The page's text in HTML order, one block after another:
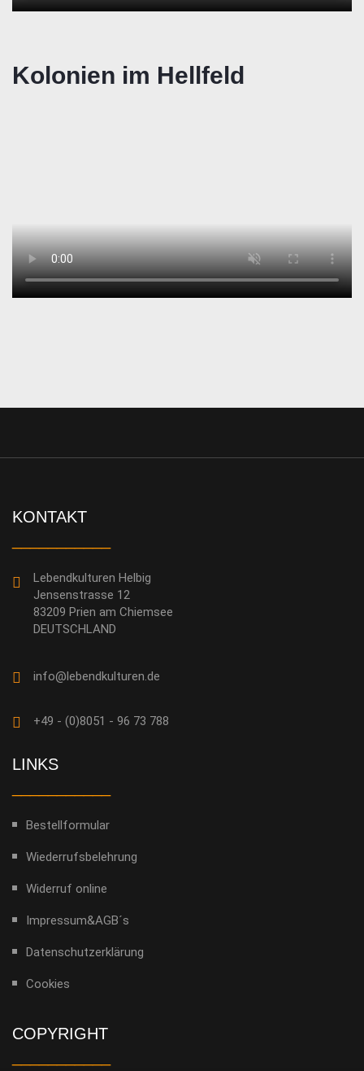
Kolonien im Hellfeld
KONTAKT
Lebendkulturen Helbig
Jensenstrasse 12
83209 Prien am Chiemsee
DEUTSCHLAND
info@lebendkulturen.de
+49 - (0)8051 - 96 73 788
LINKS
Bestellformular
Wiederrufsbelehrung
Widerruf online
Impressum&AGB´s
Datenschutzerklärung
Cookies
COPYRIGHT